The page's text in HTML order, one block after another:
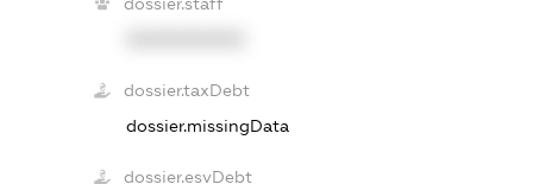
dossier.taxDebt
dossier.missingData
dossier.esvDebt